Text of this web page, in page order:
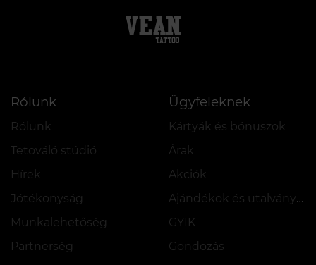
Rólunk
Rólunk
Tetováló stúdió
Hírek
Jótékonyság
Munkalehetőség
Partnerség
Ügyfeleknek
Kártyák és bónuszok
Árak
Akciók
Ajándékok és utalványok
GYIK
Gondozás